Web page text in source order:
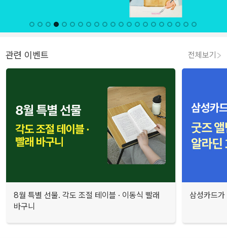
관련 이벤트 전체보기
8월 특별 선물. 각도 조절 테이블 · 이동식 빨래
바구니
삼성카드